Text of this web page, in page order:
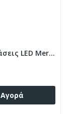
Bizzar Βάσεις LED Mercedes
Αγορά